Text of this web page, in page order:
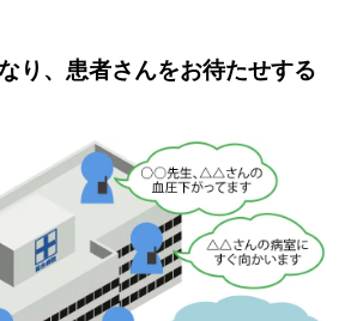
り、患者さんをお待たせする